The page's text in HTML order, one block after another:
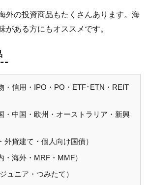
外の投資商品もたくさんあります。海
がある方にもオススメです。
・信用・IPO・PO・ETF･ETN・REIT
・中国・欧州・オーストラリア・新興
外貨建て・個人向け国債）
・海外・MRF・MMF）
ュニア・つみたて）